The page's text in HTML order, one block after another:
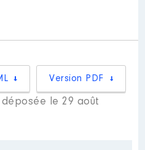
Version PDF
le 29 août